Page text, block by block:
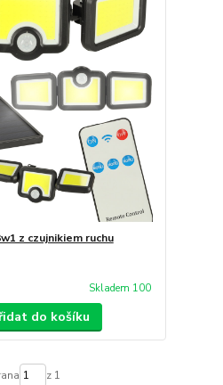
z czujnikiem ruchu
Skladem 100
do košíku
z 1